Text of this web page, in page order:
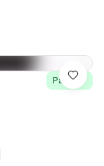
På lager
Lagre